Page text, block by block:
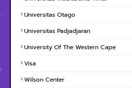
Universitas Otago
Universitas Padjadjaran
University Of The Western Cape
Visa
Wilson Center